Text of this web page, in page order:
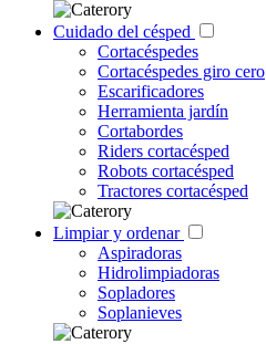
Cuidado del césped
Cortacéspedes
Cortacéspedes giro cero
Escarificadores
Herramienta jardín
Cortabordes
Riders cortacésped
Robots cortacésped
Tractores cortacésped
Limpiar y ordenar
Aspiradoras
Hidrolimpiadoras
Sopladores
Soplanieves